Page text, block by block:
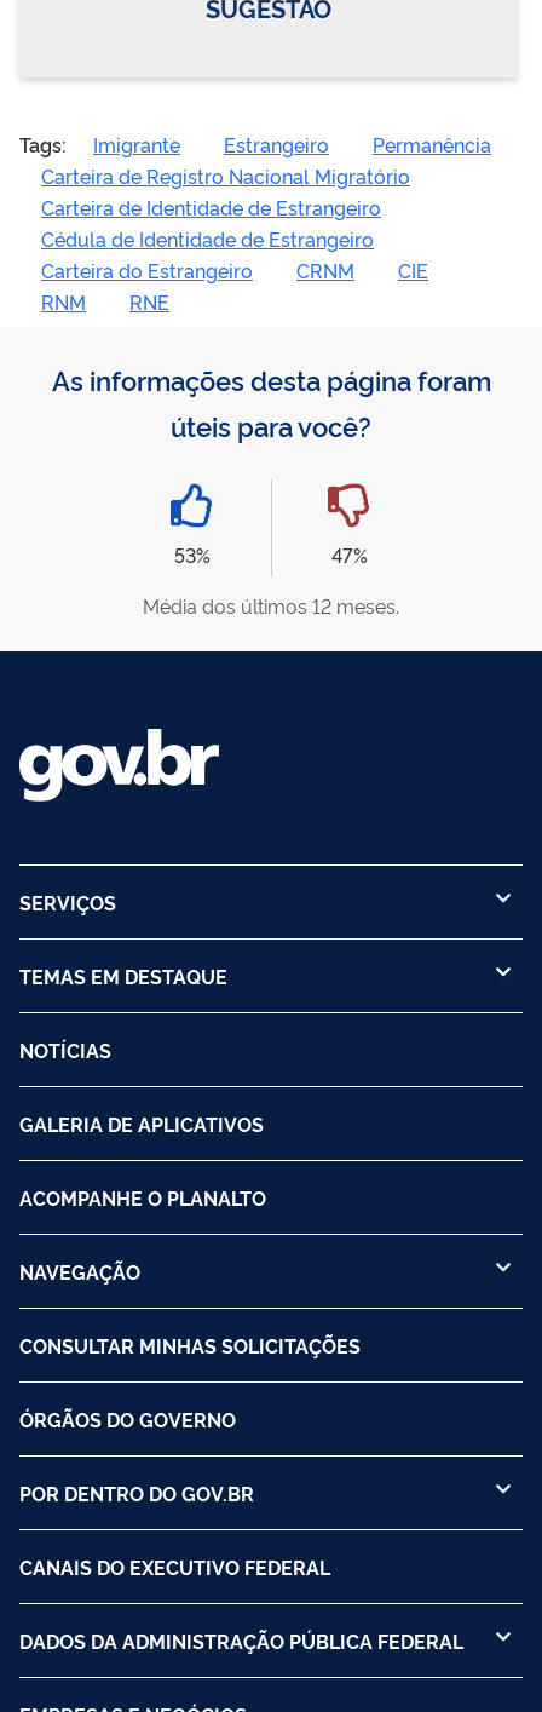
SUGESTÃO
Tags: Imigrante Estrangeiro
Permanência
Carteira de Registro Nacional Migratório
Carteira de Identidade de Estrangeiro
Cédula de Identidade de Estrangeiro
Carteira do Estrangeiro
CRNM
CIE
RNM
RNE
As informações desta página foram
úteis para você?
53%
47%
Média dos últimos 12 meses.
SERVIÇOS
TEMAS EM DESTAQUE
NOTÍCIAS
GALERIA DE APLICATIVOS
ACOMPANHE O PLANALTO
NAVEGAÇÃO
CONSULTAR MINHAS SOLICITAÇÕES
ÓRGÃOS DO GOVERNO
POR DENTRO DO GOV.BR
CANAIS DO EXECUTIVO FEDERAL
DADOS DA ADMINISTRAÇÃO PÚBLICA FEDERAL